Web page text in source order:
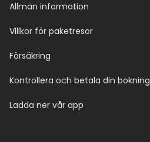
Allmän information
Villkor för paketresor
Försäkring
Kontrollera och betala din bokning
Ladda ner vår app